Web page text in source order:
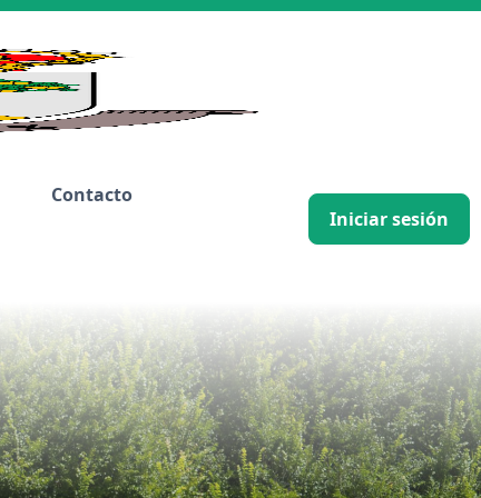
Contacto
Iniciar sesión